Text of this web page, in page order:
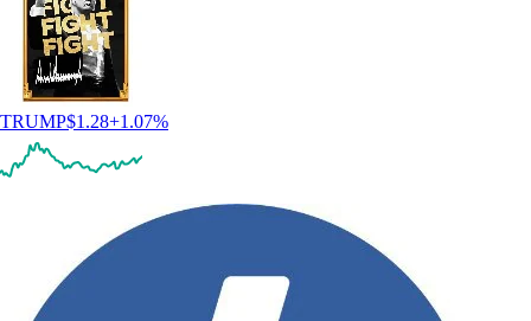
TRUMP$1.28+1.07%